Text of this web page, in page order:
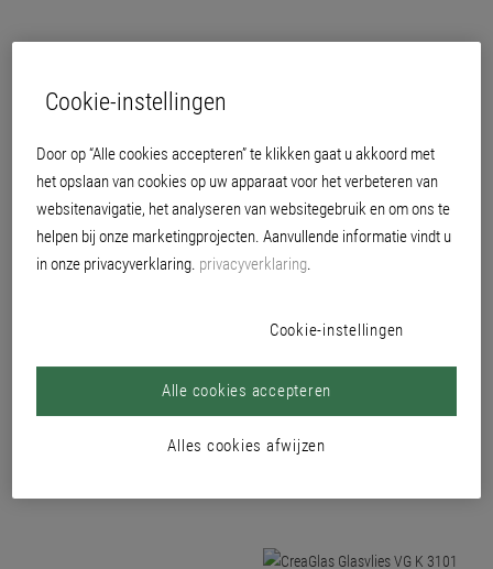
Glattvlies
PRODUCTEN
CreaGlas Glasvlies VG 1001
CreaGlas Glasvlies VG 1000
Cookie-instellingen
Door op “Alle cookies accepteren” te klikken gaat u akkoord met
het opslaan van cookies op uw apparaat voor het verbeteren van
websitenavigatie, het analyseren van websitegebruik en om ons te
helpen bij onze marketingprojecten. Aanvullende informatie vindt u
in onze privacyverklaring. privacyverklaring.
Cookie-instellingen
Alles cookies afwijzen
Alle cookies accepteren